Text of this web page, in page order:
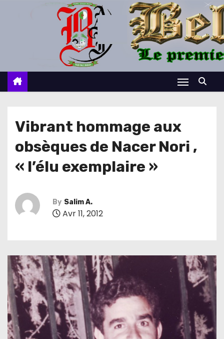
c
Vibrant hommage aux
obsèques de Nacer Nori ,
« l’élu exemplaire »
By Salim A.
Avr 11, 2012